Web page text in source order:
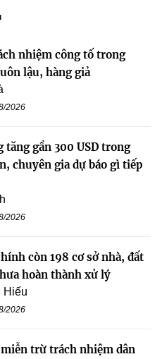
nhiệm công tố trong
lậu, hàng giả
2026
tăng gần 300 USD trong
chuyên gia dự báo gì tiếp
2026
còn 198 cơ sở nhà, đất
hoàn thành xử lý
Hiếu
2026
trừ trách nhiệm dân